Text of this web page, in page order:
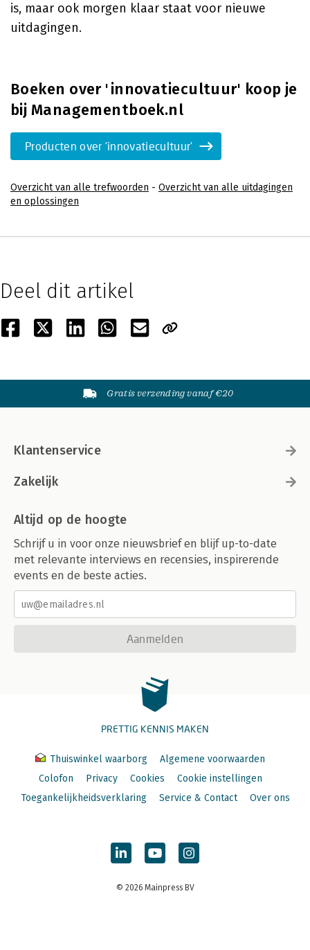
is, maar ook morgen klaar staat voor nieuwe
uitdagingen.
Boeken over 'innovatiecultuur' koop je
bij Managementboek.nl
Producten over 'innovatiecultuur'
Overzicht van alle trefwoorden - Overzicht van alle uitdagingen
en oplossingen
Deel dit artikel
Gratis verzending vanaf €20
Klantenservice
Zakelijk
Altijd op de hoogte
Schrijf u in voor onze nieuwsbrief en blijf up-to-date
met relevante interviews en recensies, inspirerende
events en de beste acties.
Aanmelden
PRETTIG KENNIS MAKEN
Thuiswinkel waarborg
Algemene voorwaarden
Colofon
Privacy Cookies
Cookie instellingen
Toegankelijkheidsverklaring
Service & Contact Over ons
© 2026 Mainpress BV